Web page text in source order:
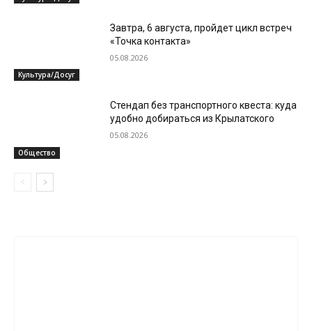
Культура/Досуг
Завтра, 6 августа, пройдет цикл встреч
«Точка контакта»
05.08.2026
Общество
Стендап без транспортного квеста: куда
удобно добираться из Крылатского
05.08.2026